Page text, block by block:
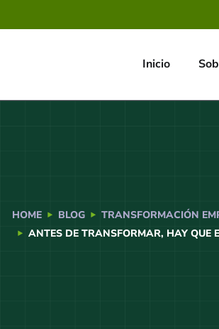
Inicio
HOME BLOG
TRANSFORMACIÓN
ANTES DE TRANSFORMAR, HAY QUE